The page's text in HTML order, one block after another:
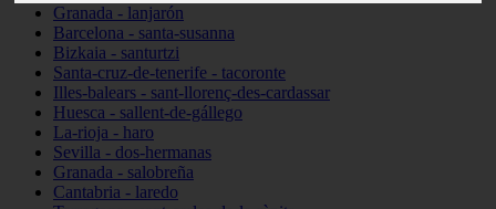
Granada - lanjarón
Barcelona - santa-susanna
Bizkaia - santurtzi
Santa-cruz-de-tenerife - tacoronte
Illes-balears - sant-llorenç-des-cardassar
Huesca - sallent-de-gállego
La-rioja - haro
Sevilla - dos-hermanas
Granada - salobreña
Cantabria - laredo